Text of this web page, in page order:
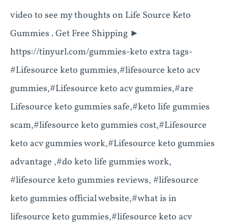
video to see my thoughts on Life Source Keto
Gummies . Get Free Shipping ►
https://tinyurl.com/gummies-keto extra tags-
#Lifesource keto gummies,#lifesource keto acv
gummies,#Lifesource keto acv gummies,#are
Lifesource keto gummies safe,#keto life gummies
scam,#lifesource keto gummies cost,#Lifesource
keto acv gummies work,#Lifesource keto gummies
advantage ,#do keto life gummies work,
#lifesource keto gummies reviews, #lifesource
keto gummies official website,#what is in
lifesource keto gummies,#lifesource keto acv